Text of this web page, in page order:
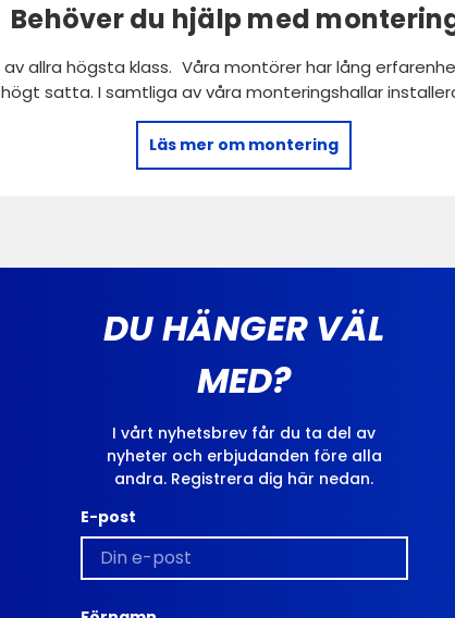
Behöver du hjälp med
allra högsta klass. Våra montörer har lång
satta. I samtliga av våra monteringshallar
Läs mer om montering
DU HÄNGER VÄL
MED?
I vårt nyhetsbrev får du ta del av
nyheter och erbjudanden före alla
andra. Registrera dig här nedan.
E-post